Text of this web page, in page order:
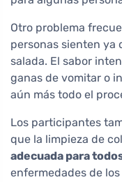
Otro problema
personas sienten ya
salada. El sabor
ganas de vomitar o
aún más todo el
Los participantes
que la limpieza de
adecuada para
enfermedades de los